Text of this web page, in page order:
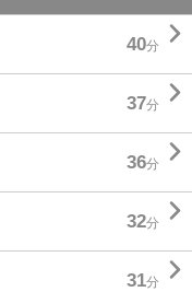
40分 
37分 
36分 
32分 
31分 